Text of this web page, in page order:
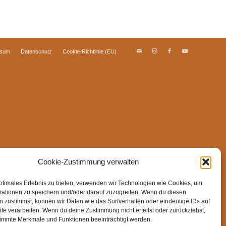
Cookie-Zustimmung verwalten
Erlebnis zu bieten, verwenden wir Technologien wie Cookies, um
zu speichern und/oder darauf zuzugreifen. Wenn du diesen
zustimmst, können wir Daten wie das Surfverhalten oder eindeutige IDs auf
verarbeiten. Wenn du deine Zustimmung nicht erteilst oder zurückziehst,
Merkmale und Funktionen beeinträchtigt werden.
Datenschutz Cookie-Richtlinie (EU)